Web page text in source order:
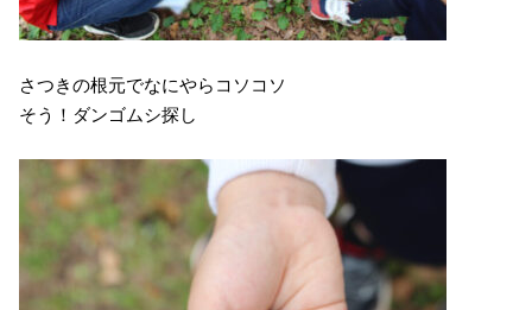
さつきの根元でなにやらコソコソ
そう！ダンゴムシ探し